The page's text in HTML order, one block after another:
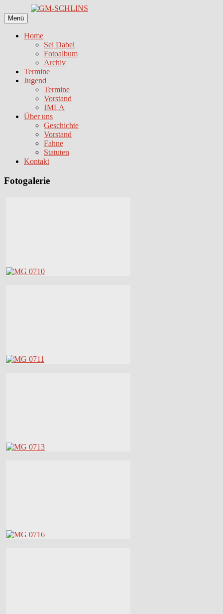
Inhalt
springen
Menü
Home
Sei Dabei
Fotoalbum
Archiv
Termine
Jugend
Termine
Vorstand
JMLA
Über uns
Geschichte
Vorstand
Fahne
Statuten
Kontakt
Fotogalerie